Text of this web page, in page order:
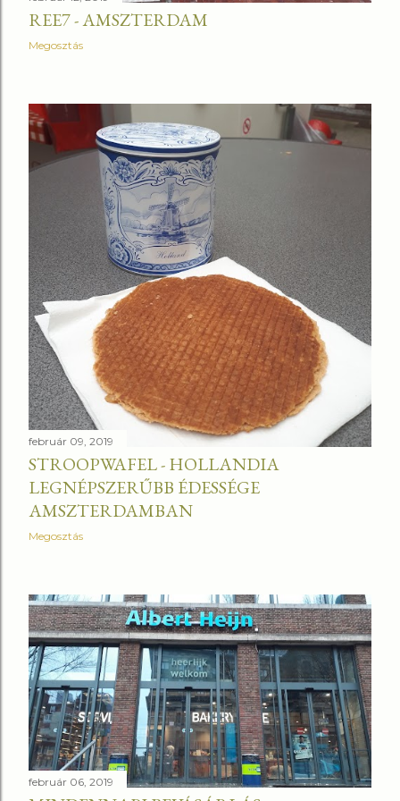
REE7 - AMSZTERDAM
Megosztás
február 09, 2019
STROOPWAFEL - HOLLANDIA
LEGNÉPSZERŰBB ÉDESSÉGE
AMSZTERDAMBAN
Megosztás
február 06, 2019